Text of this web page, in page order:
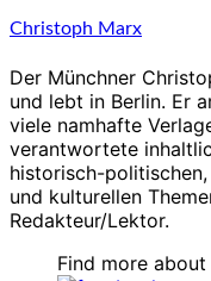
Christoph Marx
Der Münchner
und lebt in Berlin. Er
viele namhafte
verantwortete
historisch-
und kulturellen
Redakteur/Lektor.
Find more about